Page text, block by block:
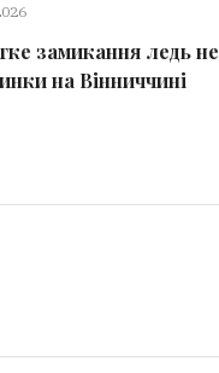
замикання ледь не
на Вінниччині